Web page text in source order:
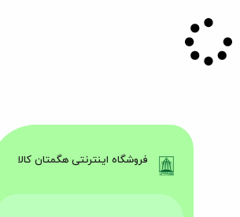
فروشگاه اینترنتی هگمتان کالا